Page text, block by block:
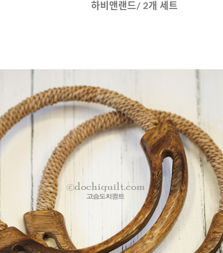
하비앤랜드/ 2개 세트